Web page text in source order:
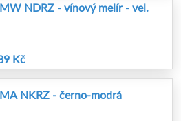
MW NDRZ - vínový melír - vel.
Kč
MA NKRZ - černo-modrá